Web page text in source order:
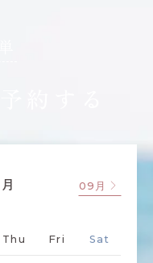
月 09月
Thu Fri Sat